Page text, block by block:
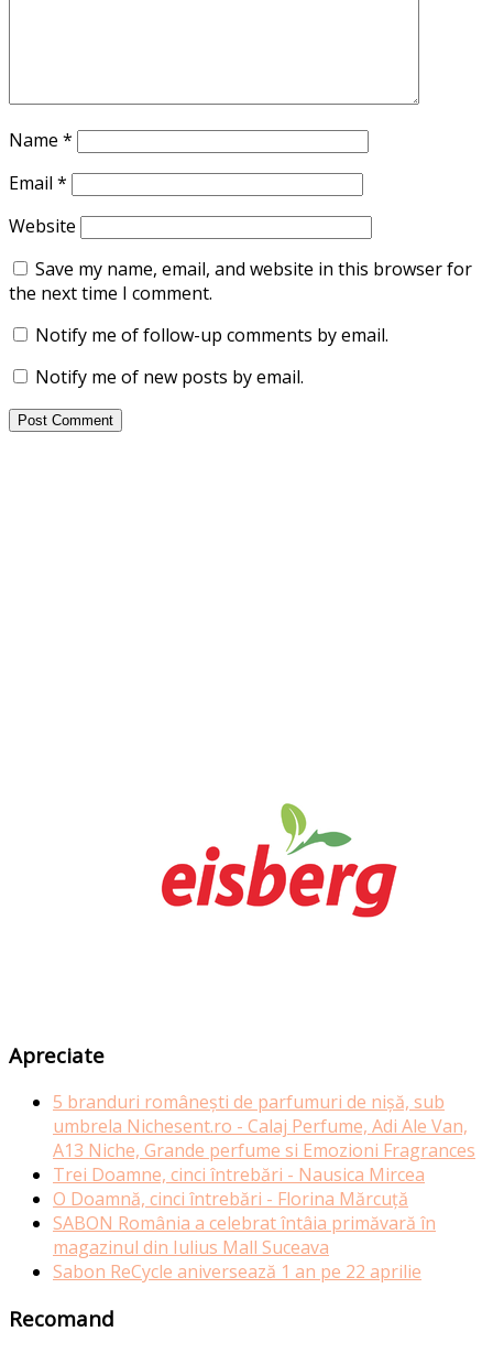
Name *
Email *
Website
Save my name, email, and website in this browser for
the next time I comment.
Notify me of follow-up comments by email.
Notify me of new posts by email.
Apreciate
5 branduri românești de parfumuri de nișă, sub
umbrela Nichesent.ro - Calaj Perfume, Adi Ale Van,
A13 Niche, Grande perfume si Emozioni Fragrances
Trei Doamne, cinci întrebări - Nausica Mircea
O Doamnă, cinci întrebări - Florina Mărcuță
SABON România a celebrat întâia primăvară în
magazinul din Iulius Mall Suceava
Sabon ReCycle aniversează 1 an pe 22 aprilie
Recomand